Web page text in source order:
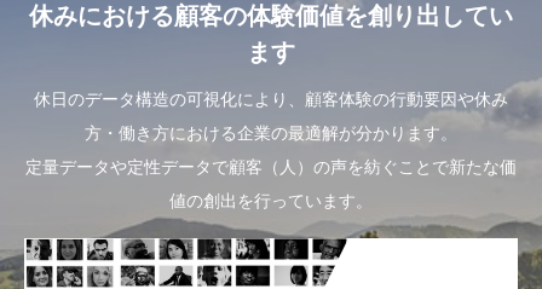
休みにおける顧客の体験価値を創り出してい
ます
休日のデータ構造の可視化により、顧客体験の行動要因や休み
方・働き方における企業の最適解が分かります。
定量データや定性データで顧客（人）の声を紡ぐことで新たな価
値の創出を行っています。